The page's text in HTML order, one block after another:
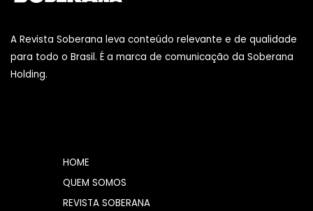
A Revista Soberana leva conteúdo relevante e de qualidade
para todo o Brasil. É a marca de comunicação da Soberana
Holding.
HOME
QUEM SOMOS
REVISTA SOBERANA